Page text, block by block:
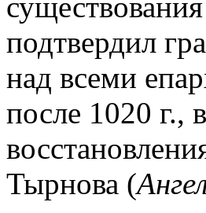
подтвердил
над всеми
после 1020 г.,
Тырнова (